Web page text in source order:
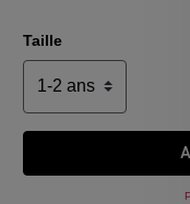
Taille